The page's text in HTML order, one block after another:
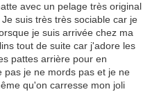
avec un pelage très original
suis très très sociable car je
je suis arrivée chez ma
tout de suite car j'adore les
pattes arrière pour en
pas je ne mords pas et je ne
qu'on carresse mon joli